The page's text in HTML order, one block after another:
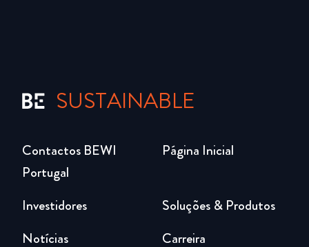
SUSTAINABLE
Página Inicial
Soluções & Produtos
Carreira
Investidores
Notícias
Contactos BEWI
Portugal